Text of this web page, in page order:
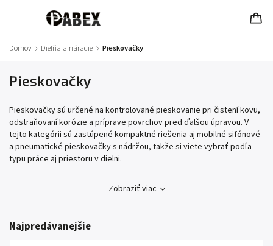
Domov / Dielňa a náradie / Pieskovačky
Pieskovačky
Pieskovačky sú určené na kontrolované pieskovanie pri čistení kovu,
odstraňovaní korózie a príprave povrchov pred ďalšou úpravou. V
tejto kategórii sú zastúpené kompaktné riešenia aj mobilné sifónové
a pneumatické pieskovačky s nádržou, takže si viete vybrať podľa
typu práce aj priestoru v dielni.
Zobraziť viac
Najpredávanejšie